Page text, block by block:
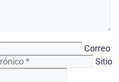
Correo
Sitio